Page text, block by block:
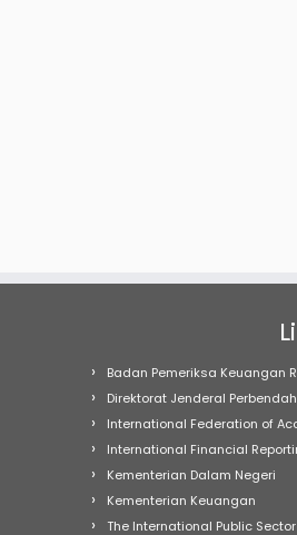
Badan Pemeriksa Keuangan
Direktorat Jenderal
International Federation of
International Financial
Kementerian Dalam Negeri
Kementerian Keuangan
The International Public